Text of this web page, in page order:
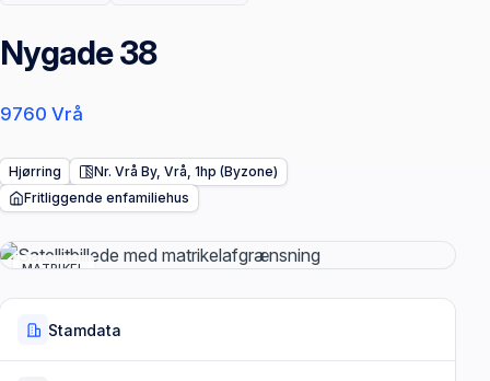
Nygade 38
9760 Vrå
Hjørring
Nr. Vrå By, Vrå, 1hp (Byzone)
Fritliggende enfamiliehus
MATRIKEL
Stamdata